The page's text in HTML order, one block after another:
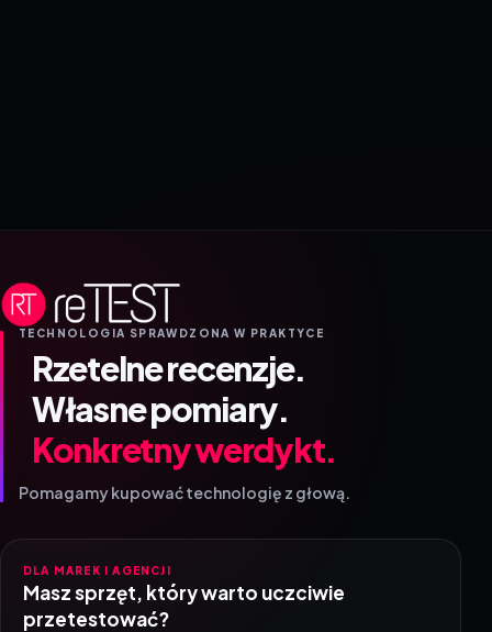
TECHNOLOGIA SPRAWDZONA W PRAKTYCE
Rzetelne recenzje.
Własne pomiary.
Konkretny werdykt.
Pomagamy kupować technologię z głową.
DLA MAREK I AGENCJI
Masz sprzęt, który warto uczciwie
przetestować?